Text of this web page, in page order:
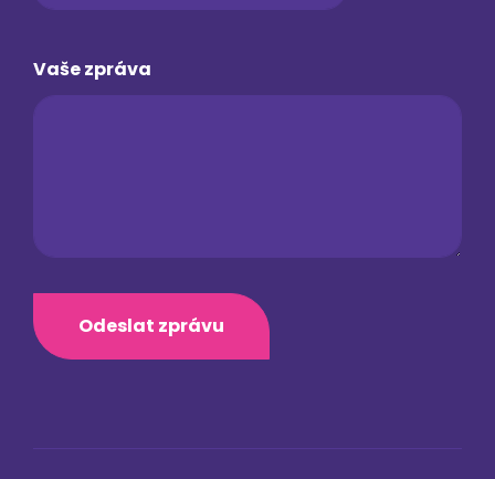
Vaše zpráva
Odeslat zprávu